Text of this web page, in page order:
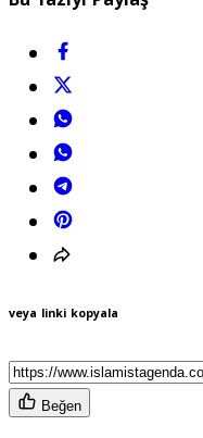
veya linki kopyala
Beğen